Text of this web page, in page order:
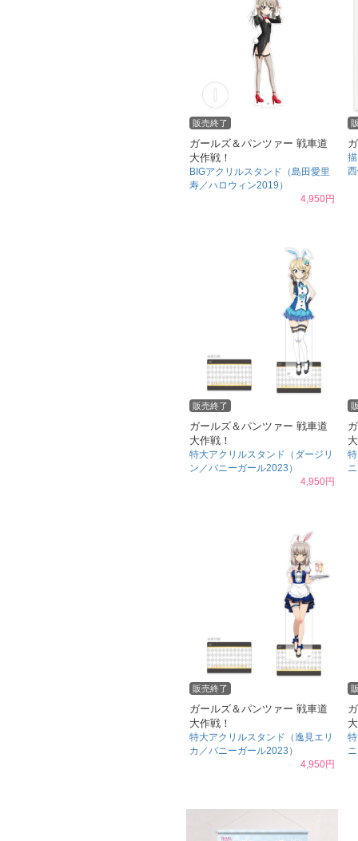
販売終了
ガールズ＆パンツァー 戦車道
大作戦！
BIGアクリルスタンド（島田愛里
寿／ハロウィン2019）
4,950円
販売終了
ガールズ＆パンツァー 戦車道
大作戦！
特大アクリルスタンド（ダージリ
ン／バニーガール2023）
4,950円
販売終了
ガールズ＆パンツァー 戦車道
大作戦！
特大アクリルスタンド（逸見エリ
カ／バニーガール2023）
4,950円